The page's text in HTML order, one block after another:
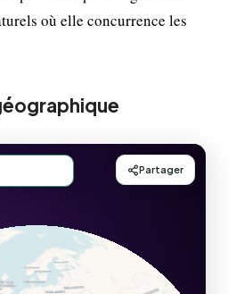
où elle concurrence les